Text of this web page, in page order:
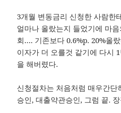
3개월 변동금리 신청한 사람한
얼마나 올랐는지 들었기에 마
회…. 기존보다 0.6%p. 20%올
이자가 더 오를것 같기에 다시
을 해버렸다.
신청절차는 처음처럼 매우간단
승인, 대출약관승인, 그럼 끝.